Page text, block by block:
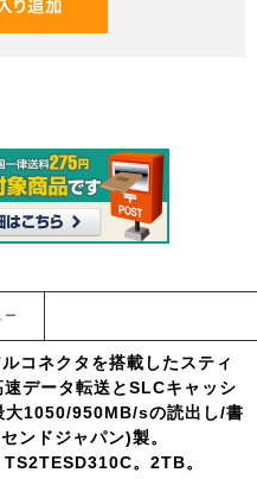
ー
コネクタを搭載したスティ
データ転送とSLCキャッシ
大1050/950MB/sの読出し/書
ンドジャパン)製。
。2TB。